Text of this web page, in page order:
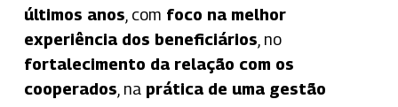
últimos anos , com foco na melhor
experiência dos beneficiários , no
fortalecimento da relação com os
cooperados , na prática de uma gestão